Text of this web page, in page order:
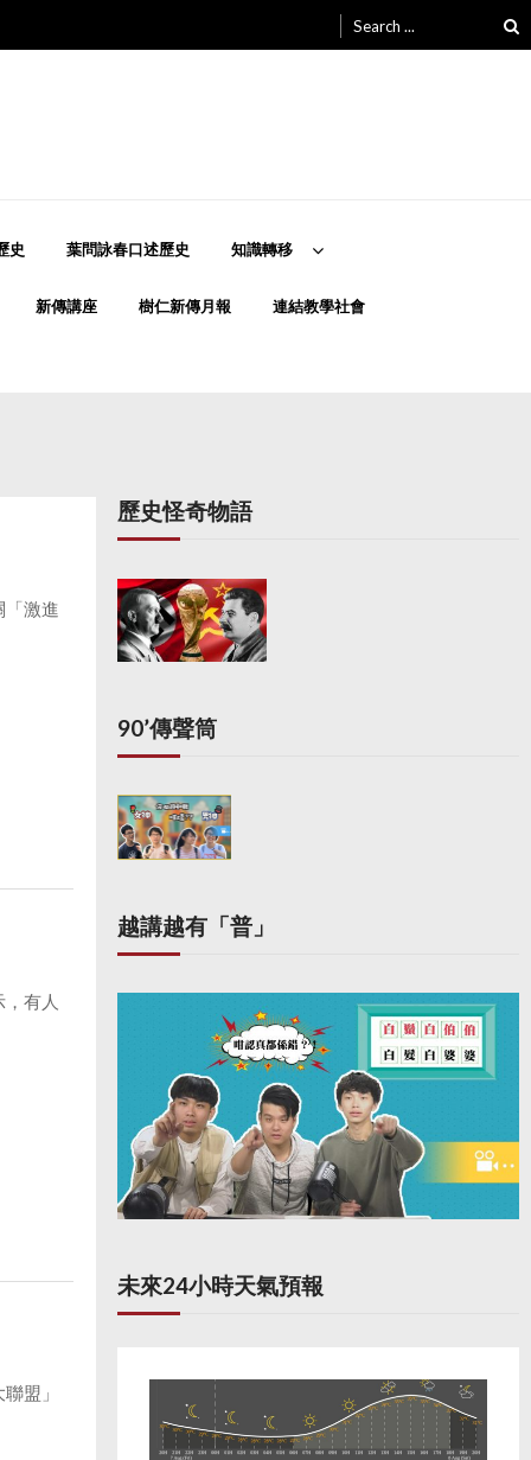
for:
史 葉問詠春口述歷史 知識轉移
新傳講座 樹仁新傳月報 連結教學社會
「激進
有人
盟」
歷史怪奇物語
90’傳聲筒
越講越有「普」
未來24小時天氣預報